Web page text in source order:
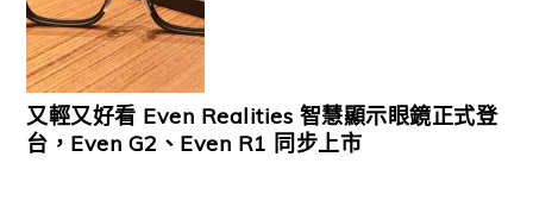
又輕又好看 Even Realities 智慧顯示眼鏡正式登
台，Even G2、Even R1 同步上市